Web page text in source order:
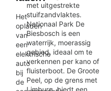
Het
opladen
van
een
elektrische
auto
bij
de
met uitgestrekte
stuifzandvlaktes.
Nationaal Park De
Biesbosch is een
waterrijk, moerassig
gebied, ideaal om te
verkennen per kano of
fluisterboot. De Groote
Peel, op de grens met
Limburg, biedt een